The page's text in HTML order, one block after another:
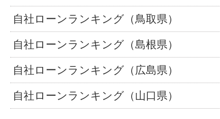
自社ローンランキング（鳥取県）
自社ローンランキング（島根県）
自社ローンランキング（広島県）
自社ローンランキング（山口県）